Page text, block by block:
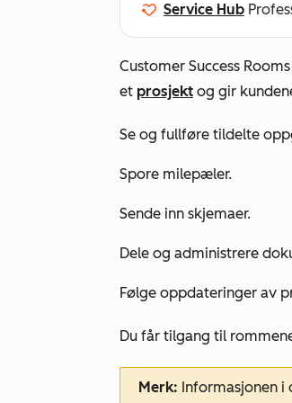
Service Hub
Customer Success
et prosjekt og gir
Se og fullføre tildelte
Spore milepæler.
Sende inn skjemaer.
Dele og administrere
Følge oppdateringer av
Du får tilgang til
Merk: Informasjonen i